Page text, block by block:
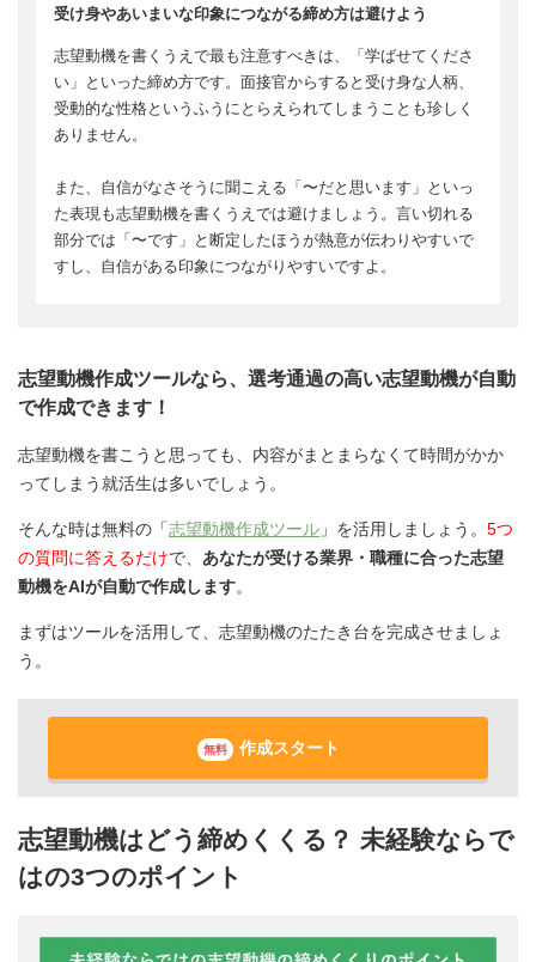
受け身やあいまいな印象につながる締め方は避けよう
志望動機を書くうえで最も注意すべきは、「学ばせてくださ
い」といった締め方です。面接官からすると受け身な人柄、
受動的な性格というふうにとらえられてしまうことも珍しく
ありません。
また、自信がなさそうに聞こえる「〜だと思います」といっ
た表現も志望動機を書くうえでは避けましょう。言い切れる
部分では「〜です」と断定したほうが熱意が伝わりやすいで
すし、自信がある印象につながりやすいですよ。
志望動機作成ツールなら、選考通過の高い志望動機が自動
で作成できます！
志望動機を書こうと思っても、内容がまとまらなくて時間がかか
ってしまう就活生は多いでしょう。
そんな時は無料の「志望動機作成ツール 」を活用しましょう。 5つ
の質問に答えるだけで、 あなたが受ける業界・職種に合った志望
動機をAIが自動で作成します。
まずはツールを活用して、志望動機のたたき台を完成させましょ
う。
無料 作成スタート
志望動機はどう締めくくる？ 未経験ならで
はの3つのポイント